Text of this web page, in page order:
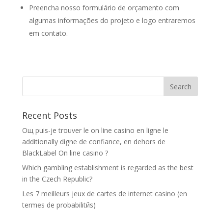
Preencha nosso formulário de orçamento com
algumas informações do projeto e logo entraremos
em contato.
Recent Posts
Oщ puis-je trouver le on line casino en ligne le
additionally digne de confiance, en dehors de
BlackLabel On line casino ?
Which gambling establishment is regarded as the best
in the Czech Republic?
Les 7 meilleurs jeux de cartes de internet casino (en
termes de probabilitйs)